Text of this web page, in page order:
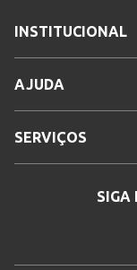
INSTITUCIONAL
AJUDA
SERVIÇOS
SIGA